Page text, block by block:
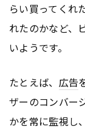
らい買ってくれ
れたのかなど、
いようです。
たとえば、 広告
ザーのコンバー
かを常に監視し、